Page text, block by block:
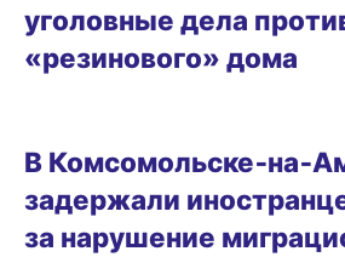
уголовные дела
«резинового» дома
В
задержали
за нарушение